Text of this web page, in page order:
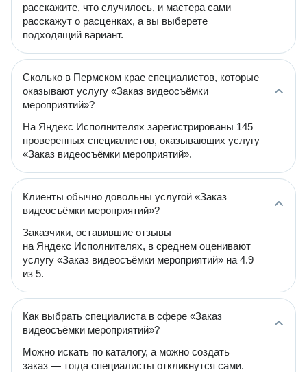
расскажите, что случилось, и мастера сами
расскажут о расценках, а вы выберете
подходящий вариант.
Сколько в Пермском крае специалистов, которые
оказывают услугу «Заказ видеосъёмки
мероприятий»?
На Яндекс Исполнителях зарегистрированы 145
проверенных специалистов, оказывающих услугу
«Заказ видеосъёмки мероприятий».
Клиенты обычно довольны услугой «Заказ
видеосъёмки мероприятий»?
Заказчики, оставившие отзывы
на Яндекс Исполнителях, в среднем оценивают
услугу «Заказ видеосъёмки мероприятий» на 4.9
из 5.
Как выбрать специалиста в сфере «Заказ
видеосъёмки мероприятий»?
Можно искать по каталогу, а можно создать
заказ — тогда специалисты откликнутся сами.